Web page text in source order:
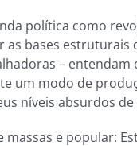
política como
as bases
– entendam
um modo de
níveis absurdos
massas e popular: